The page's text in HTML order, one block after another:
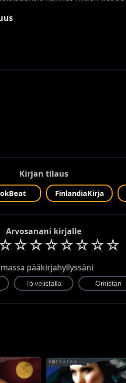
Kirjan tilaus
FinlandiaKirja
Arvosanani kirjalle
☆☆☆☆☆☆☆
pääkirjahyllyssäni